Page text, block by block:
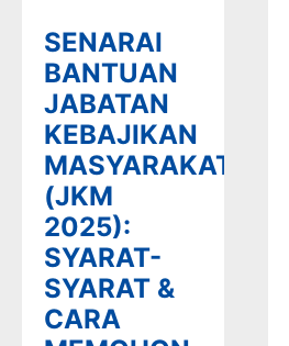
SENARAI
BANTUAN
JABATAN
KEBAJIKAN
MASYARAKAT
(JKM
2025):
SYARAT-
SYARAT &
CARA